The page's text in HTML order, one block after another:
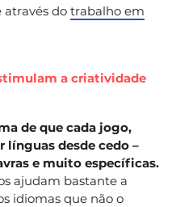
através do trabalho em
a criatividade
de que cada jogo,
línguas desde cedo –
e muito específicas.
ajudam bastante a
idiomas que não o